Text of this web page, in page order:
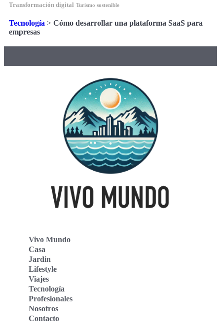
Transformación digital Turismo sostenible
Tecnología > Cómo desarrollar una plataforma SaaS para
empresas
Vivo Mundo
Casa
Jardin
Lifestyle
Viajes
Tecnología
Profesionales
Nosotros
Contacto